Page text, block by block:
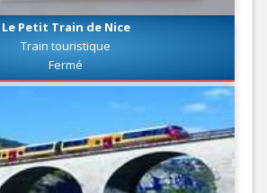
Le Petit Train de Nice
Train touristique
Fermé